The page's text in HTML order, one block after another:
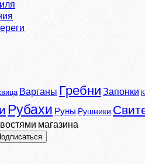
Варганы Гребни Запонки
Рубахи Руны Рушники
магазина